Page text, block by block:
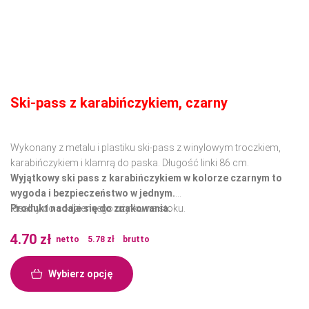
Ski-pass z karabińczykiem, czarny
Wykonany z metalu i plastiku ski-pass z winylowym troczkiem,
karabińczykiem i klamrą do paska. Długość linki 86 cm.
Wyjątkowy ski pass z karabińczykiem w kolorze czarnym to
wygoda i bezpieczeństwo w jednym.
Idealny do codziennego użytku na stoku.
w każdej sytuacji, dodając klasy i funkcjonalności.
Produkt nadaje się do znakowania.
4.70 zł netto 5.78 zł brutto
Wybierz opcję